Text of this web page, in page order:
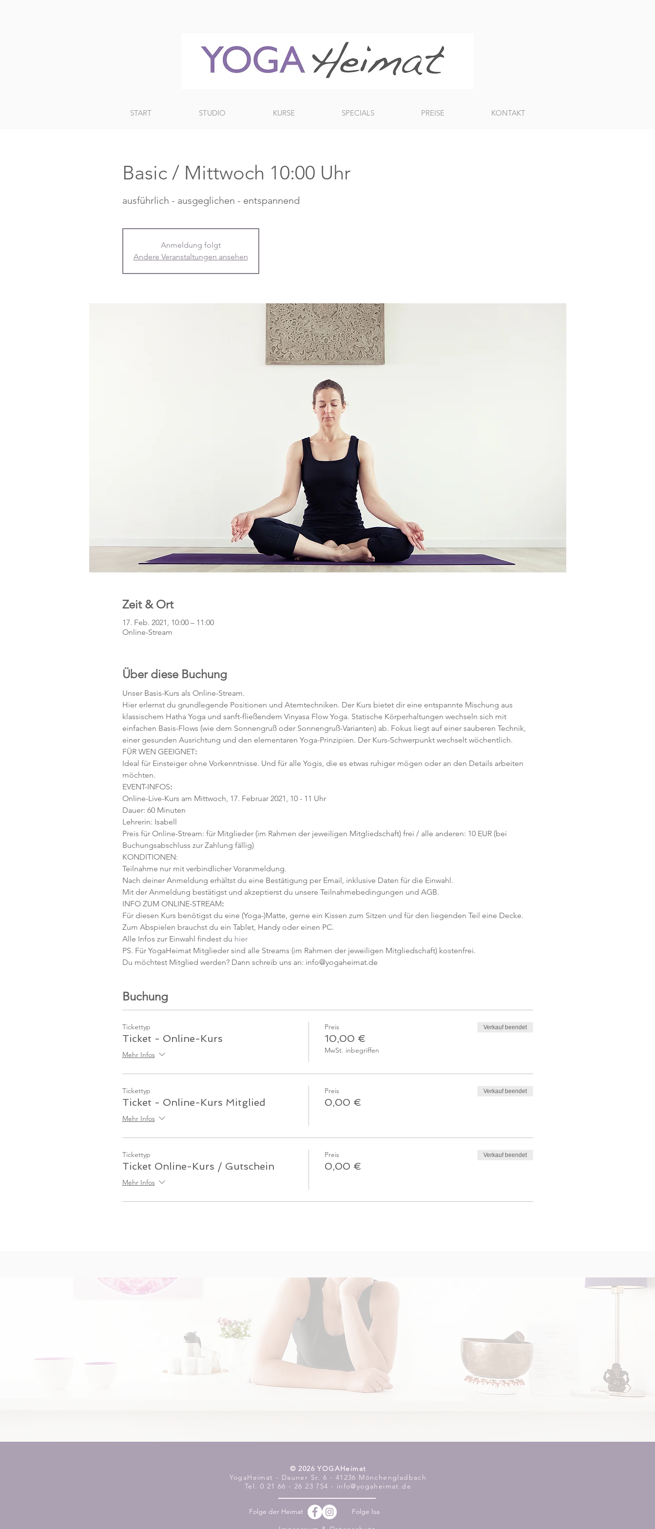
START STUDIO KURSE SPECIALS PREISE KONTAKT
Basic / Mittwoch 10:00 Uhr
ausführlich - ausgeglichen - entspannend
Anmeldung folgt
Andere Veranstaltungen ansehen
Zeit & Ort
17. Feb. 2021, 10:00 – 11:00
Online-Stream
Über diese Buchung
Unser Basis-Kurs als Online-Stream.
Hier erlernst du grundlegende Positionen und Atemtechniken. Der Kurs bietet dir eine entspannte Mischung aus
klassischem Hatha Yoga und sanft-fließendem Vinyasa Flow Yoga. Statische Körperhaltungen wechseln sich mit
einfachen Basis-Flows (wie dem Sonnengruß oder Sonnengruß-Varianten) ab. Fokus liegt auf einer sauberen Technik,
einer gesunden Ausrichtung und den elementaren Yoga-Prinzipien. Der Kurs-Schwerpunkt wechselt wöchentlich.
FÜR WEN GEEIGNET:
Ideal für Einsteiger ohne Vorkenntnisse. Und für alle Yogis, die es etwas ruhiger mögen oder an den Details arbeiten
möchten.
EVENT-INFOS:
Online-Live-Kurs am Mittwoch, 17. Februar 2021, 10 - 11 Uhr
Dauer: 60 Minuten
Lehrerin: Isabell
Preis für Online-Stream: für Mitglieder (im Rahmen der jeweiligen Mitgliedschaft) frei / alle anderen: 10 EUR (bei
Buchungsabschluss zur Zahlung fällig)
KONDITIONEN:
Teilnahme nur mit verbindlicher Voranmeldung.
Nach deiner Anmeldung erhältst du eine Bestätigung per Email, inklusive Daten für die Einwahl.
Mit der Anmeldung bestätigst und akzeptierst du unsere Teilnahmebedingungen und AGB.
INFO ZUM ONLINE-STREAM:
Für diesen Kurs benötigst du eine (Yoga-)Matte, gerne ein Kissen zum Sitzen und für den liegenden Teil eine Decke.
Zum Abspielen brauchst du ein Tablet, Handy oder einen PC.
Alle Infos zur Einwahl findest du hier
PS. Für YogaHeimat Mitglieder sind alle Streams (im Rahmen der jeweiligen Mitgliedschaft) kostenfrei.
Du möchtest Mitglied werden? Dann schreib uns an: info@yogaheimat.de
Buchung
Tickettyp
Ticket - Online-Kurs
Mehr Infos
Preis
10,00 €
MwSt. inbegriffen
Verkauf beendet
Tickettyp
Ticket - Online-Kurs Mitglied
Mehr Infos
Preis
0,00 €
Verkauf beendet
Tickettyp
Ticket Online-Kurs / Gutschein
Mehr Infos
Preis
0,00 €
Verkauf beendet
​© 2026 YOGAHeimat
YogaHeimat - Dauner Sr. 6 - 41236 Mönchengladbach
Tel. 0 21 66 - 26 23 754 - info@yogaheimat.de
Folge der Heimat
Folge Isa